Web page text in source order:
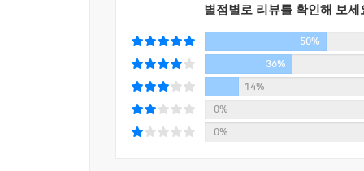
차상위계층 신청하러 주민센터에 갔다. 배우자는
상하게 했다. 서류를 쓰라고 해서 쓰기 시작했다.
년에 8만 원씩 문화활동비를 주겠다고 했다. 정부
를 먼저 이용하게 해준다고 했다. --- p.247
저는 애인의 젖 앞에서는 언제나 두 번째 사람이
적으로, 비유적으로만 느낄 수밖에 없었습니다.
한 것도 페미니즘이었다.
그래서 그는 ‘구체적으로’ 삶의 방식에 대해 질
질서를 어떻게 뒤집을 것인가? 습관적으로 쓰는
기준으로 선택할 것인가? 소비를 덜할 수 있는 생
그에게 페미니즘은 작고 구체적이어서 더욱 반
별점별로 리뷰를 확인해 보세
50%
36%
14%
0%
0%